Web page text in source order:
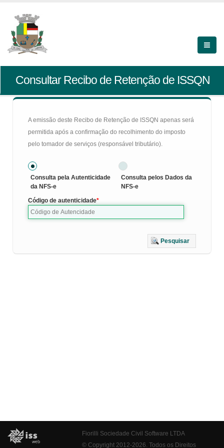
Consultar Recibo de Retenção de ISSQN
A emissão deste Recibo de Retenção de ISSQN apenas será
permitida após a confirmação do recolhimento do imposto
pelo tomador de serviços (responsável tributário).
Consulta pela Autenticidade
da NFS-e
Consulta pelos Dados da
NFS-e
Código de autenticidade
Pesquisar
Fiorilli Sociedade Civil Software LTDA
© Copyright 2012-2026. Todos os Direitos